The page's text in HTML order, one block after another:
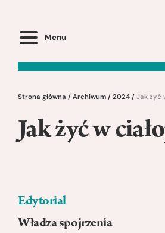
Menu
Strona główna / Archiwum / 2024 / Jak żyć
Jak żyć w
Edytorial
Władza spojrzenia